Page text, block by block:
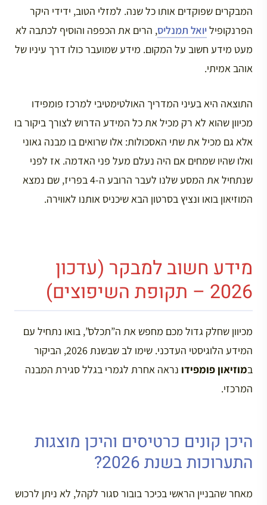
המבקרים שפוקדים אותו כל שנה. למזלי הטוב, ידידי היקר
הפרנקופיליואל תמנליס, הרים את הכפפה והוסיף לכתבה לא
מעט מידע חשוב על המקום. מידע שמועבר כולו דרך עיניו של
אוהב אמיתי.
התוצאה היא בעיני המדריך האולטימטיבי למרכז פומפידו
מכיוון שהוא לא רק מכיל את כל המידע הדרוש לצורך ביקור בו
אלא גם מכיל את שתי האסכולות: אלו שרואים בו מבנה גאוני
ואלו שהיו שמחים אם היה נעלם מעל פני האדמה. אז לפני
שנתחיל את המסע שלנו לעבר הרובע ה-4 בפריז, שם נמצא
המוזיאון בואו ונציץ בסרטון הבא שיכניס אותנו לאווירה.
מידע חשוב למבקר (עדכון
2026 – תקופת השיפוצים)
מכיוון שחלק גדול מכם מחפש את ה”תכלס”, בואו נתחיל עם
המידע הלוגיסטי העדכני. שימו לב שבשנת 2026, הביקור
במוזיאון פומפידו נראה אחרת לגמרי בגלל סגירת המבנה
המרכזי.
היכן קונים כרטיסים והיכן מוצגות
התערוכות בשנת 2026?
מאחר שהבניין הראשי בכיכר בובור סגור לקהל, לא ניתן לרכוש